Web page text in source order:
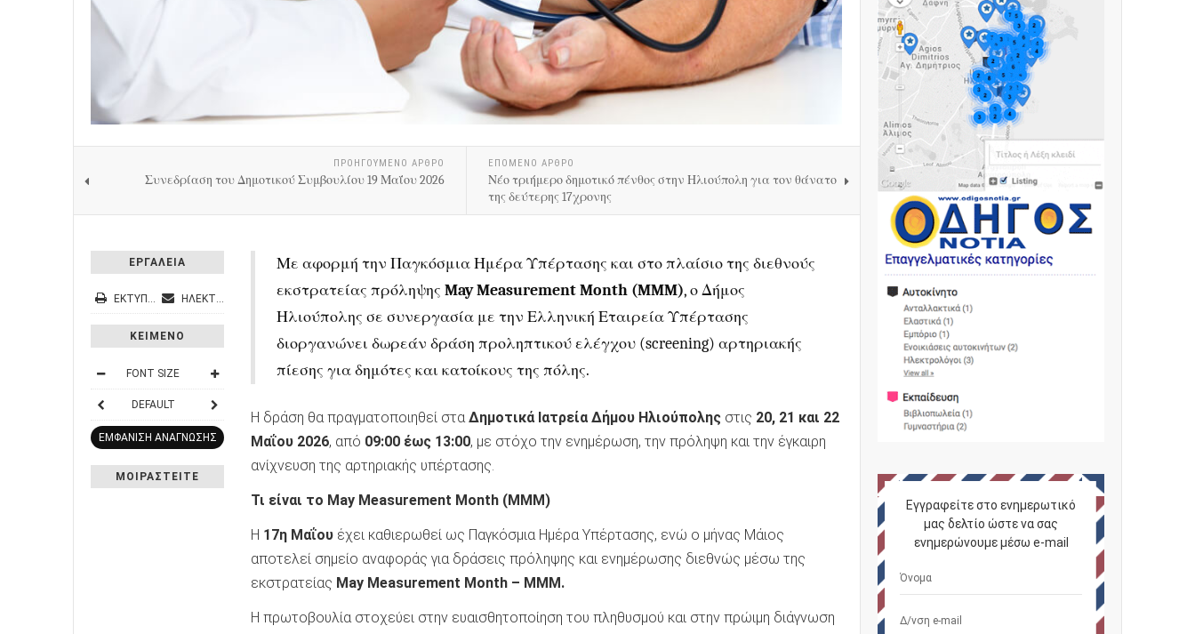
ΠΡΟΗΓΟΎΜΕΝΟ ΑΡΘΡΟ
Συνεδρίαση του Δημοτικού Συμβουλίου 19 Μαΐου 2026
ΕΠΟΜΕΝΟ ΑΡΘΡΟ
Νέο τριήμερο δημοτικό πένθος στην Ηλιούπολη για τον θάνατο
της δεύτερης 17χρονης
ΕΡΓΑΛΕΙΑ
ΕΚΤΎΠΩΣΗ ΗΛΕΚΤΡΟΝΙΚΌ ΤΑΧΥΔΡΟΜΕΊΟ
ΚΕΙΜΕΝΟ
FONT SIZE
DEFAULT
ΕΜΦΑΝΙΣΗ ΑΝΑΓΝΩΣΗΣ
ΜΟΙΡΑΣΤΕΙΤΕ
Με αφορμή την Παγκόσμια Ημέρα Υπέρτασης και στο πλαίσιο της διεθνούς
εκστρατείας πρόληψης May Measurement Month (MMM), ο Δήμος
Ηλιούπολης σε συνεργασία με την Ελληνική Εταιρεία Υπέρτασης
διοργανώνει δωρεάν δράση προληπτικού ελέγχου (screening) αρτηριακής
πίεσης για δημότες και κατοίκους της πόλης.
Η δράση θα πραγματοποιηθεί σταΔημοτικά Ιατρεία Δήμου Ηλιούπολης στις 20, 21 και 22
Μαΐου 2026, από 09:00 έως 13:00, με στόχο την ενημέρωση, την πρόληψη και την έγκαιρη
ανίχνευση της αρτηριακής υπέρτασης.
Τι είναι το May Measurement Month (MMM)
Η 17η Μαΐου έχει καθιερωθεί ως Παγκόσμια Ημέρα Υπέρτασης, ενώ ο μήνας Μάιος
αποτελεί σημείο αναφοράς για δράσεις πρόληψης και ενημέρωσης διεθνώς μέσω της
εκστρατείας May Measurement Month – MMM.
Η πρωτοβουλία στοχεύει στην ευαισθητοποίηση του πληθυσμού και στην πρώιμη διάγνωση
Εγγραφείτε στο ενημερωτικό
μας δελτίο ώστε να σας
ενημερώνουμε μέσω e-mail